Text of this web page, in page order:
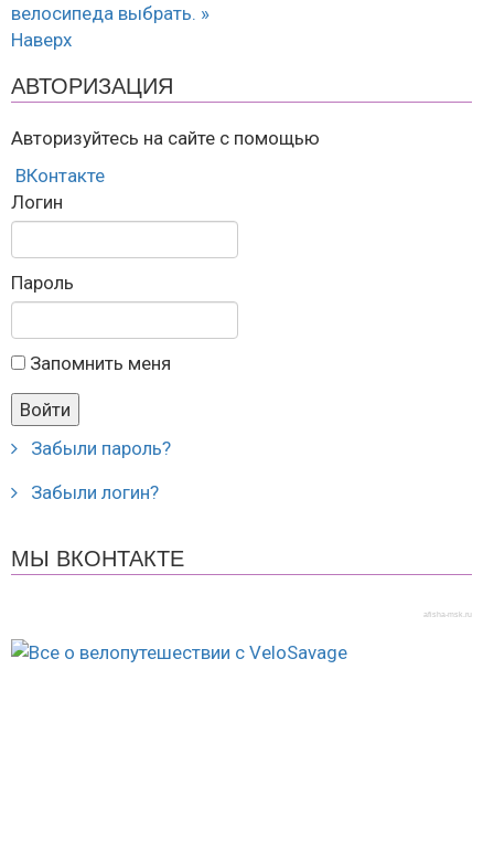
велосипеда выбрать. »
Наверх
АВТОРИЗАЦИЯ
Авторизуйтесь на сайте с помощью
ВКонтакте
Логин
Пароль
Запомнить меня
Забыли пароль?
Забыли логин?
МЫ ВКОНТАКТЕ
afisha-msk.ru